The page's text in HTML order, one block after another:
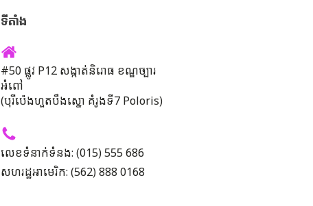
ទីតាំង
#50 ផ្លូវ P12 សង្កាត់និរោធ ខណ្ឌច្បារ
អំពៅ
(បុរីប៉េងហួតបឹងស្នោ គំរូងទី7 Poloris)
លេខទំនាក់ទំនង: (015) 555 686
សហរដ្ឋអាមេរិក: (562) 888 0168